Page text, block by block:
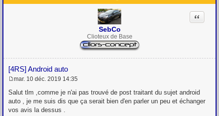
SebCo
Clioteux de Base
[4RS] Android auto
Citation
e
s
s
a
mar. 10 déc. 2019 14:35
Salut tlm ,comme je n'ai pas trouvé de post traitant du sujet android
auto , je me suis dis que ça serait bien d'en parler un peu et échanger
vos avis la dessus .